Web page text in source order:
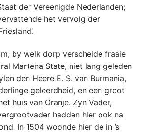
der Vereenigde Nederlanden;
het vervolg der
by welk dorp verscheide fraaie
Martena State, niet lang geleden
den Heere E. S. van Burmania,
geleerdheid, en een groot
huis van Oranje. Zyn Vader,
hadden hier ook na
In 1504 woonde hier de in ’s